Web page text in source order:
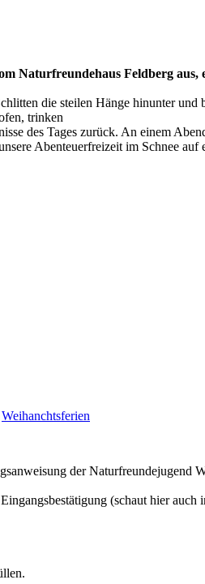
Naturfreundehaus Feldberg
die steilen Hänge hinunter
trinken
des Tages zurück. An einem
Abenteuerfreizeit im Schnee auf
Weihanchtsferien
der Naturfreundejugend
(schaut hier